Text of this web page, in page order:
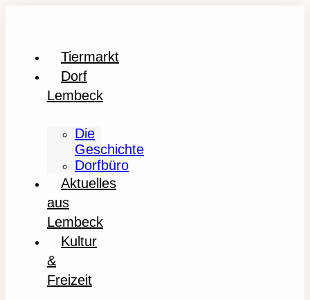
Tiermarkt
Dorf
Lembeck
Die
Geschichte
Dorfbüro
Aktuelles
aus
Lembeck
Kultur
&
Freizeit